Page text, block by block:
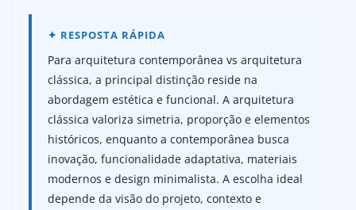
Para arquitetura contemporânea vs arquitetura
clássica, a principal distinção reside na
abordagem estética e funcional. A arquitetura
clássica valoriza simetria, proporção e elementos
históricos, enquanto a contemporânea busca
inovação, funcionalidade adaptativa, materiais
modernos e design minimalista. A escolha ideal
depende da visão do projeto, contexto e